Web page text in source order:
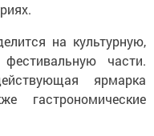
на культурную,
части.
ярмарка
гастрономические